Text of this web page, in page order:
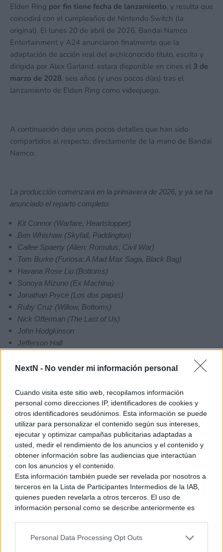
NextN - No vender mi información personal
Cuando visita este sitio web, recopilamos información
personal como direcciones IP, identificadores de cookies y
otros identificadores seudónimos. Esta información se puede
utilizar para personalizar el contenido según sus intereses,
ejecutar y optimizar campañas publicitarias adaptadas a
usted, medir el rendimiento de los anuncios y el contenido y
obtener información sobre las audiencias que interactúan
con los anuncios y el contenido.
Esta información también puede ser revelada por nosotros a
terceros en la Lista de Participantes Intermedios de la IAB,
quienes pueden revelarla a otros terceros. El uso de
información personal como se describe anteriormente es
generamos contenido relevante para nuestra audiencia.
Personal Data Processing Opt Outs
Elden Ring por fin tiene fecha de lanzamiento, y resulta que
coincidirá con el cumpleaños de Nintendo Switch (la
original). El lunes 20 de abril de 2026, Bandai Namco
Entertainment y A24 anunciaron finalmente que la
adaptación de acción real del archiconocido título, escrita y
dirigida por Alex Garland, estara disponible en cines el 3 de
marzo de 2028, seis años (y unos pocos días) tras el
lanzamiento de Elden Ring como videojuego.
A continuación dejo unos pocos detalles que han sido
compartidos al respecto, directamente de la mano de Bandai
Namco:
La producción comenzará en la primavera de 2026, y ya se ha
anunciado el reparto completo:
Kit Connor (Warfare, Heartstopper)
Ben Whishaw (Skyfall, Paddington)
Cailee Spaeny (Alien: Romulus, Civil War)
Tom Burke (Furiosa: A Mad Max Saga, Black Bag)
Havana Rose Liu (Bottoms)
Sonoya Mizuno (Ex Machina)
Jonathan Pryce (Los dos papas)
Ruby Cruz (Willow, Bottoms)
Nick Offerman (The Last of Us)
John Hodgkinson
Jefferson Hall
Peter Serafinowicz.
Acerca de Elden Ring
Creado bajo la dirección de Hidetaka Miyazaki, de
FromSoftware, y basado en una historia mitológica escrita por
George R. R. Martin, este RPG de acción se estrenó en 2022.
Permite a los jugadores explorar vastos entornos y
mazmorras para descubrir lo desconocido y disfrutar de la
sensación de logro que se obtiene al superar obstáculos y
desafíos. Este RPG de acción de fantasía oscura ha superado
los 30 millones de copias vendidas en todo el mundo.
Nintendo Music se actualiza con 10